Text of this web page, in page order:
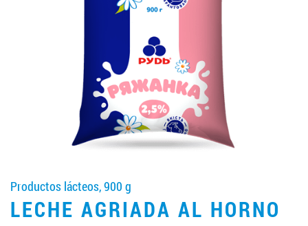
LLEGAR A SER SOCIO
0412 48 28 17
0412 42 29 23
Productos lácteos, 900 g
LECHE AGRIADA AL HORNO